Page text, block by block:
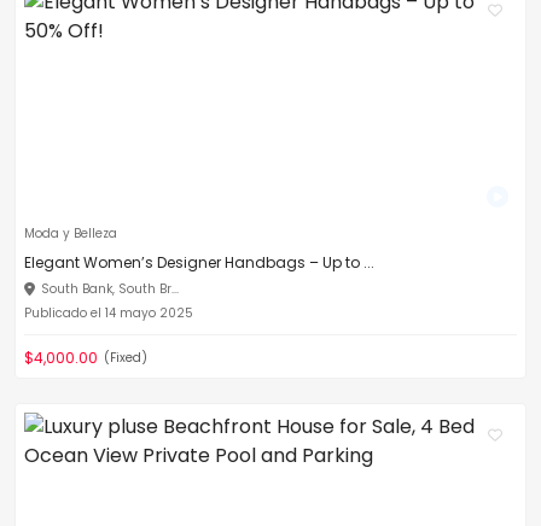
Moda y Belleza
Elegant Women’s Designer Handbags – Up to ...
South Bank, South Br...
Publicado el 14 mayo 2025
$4,000.00 (Fixed)